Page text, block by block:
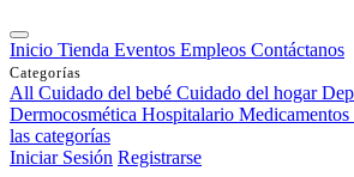
Inicio Tienda Eventos Empleos Contáctanos
Categorías
All Cuidado del bebé Cuidado del hogar
Dermocosmética Hospitalario Medicamentos
las categorías
Iniciar Sesión Registrarse